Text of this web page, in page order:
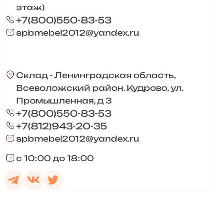
этаж)
+7(800)550-83-53
spbmebel2012@yandex.ru
Склад - Ленинградская область,
Всеволожский район, Кудрово, ул.
Промышленная, д 3
+7(800)550-83-53
+7(812)943-20-35
spbmebel2012@yandex.ru
с 10:00 до 18:00